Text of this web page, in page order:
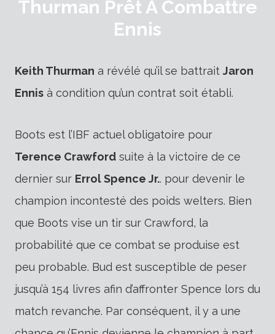
Thurman Prêt À Combattre
Ennis
Keith Thurman a révélé qu’il se battrait Jaron
Ennis à condition qu’un contrat soit établi.
Boots est l’IBF actuel obligatoire pour
Terence Crawford suite à la victoire de ce
dernier sur Errol Spence Jr.. pour devenir le
champion incontesté des poids welters. Bien
que Boots vise un tir sur Crawford, la
probabilité que ce combat se produise est
peu probable. Bud est susceptible de peser
jusqu’à 154 livres afin d’affronter Spence lors du
match revanche. Par conséquent, il y a une